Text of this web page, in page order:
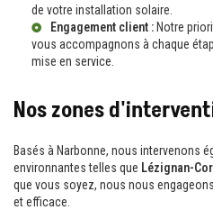
de votre installation solaire.
Engagement client : Notre
vous accompagnons à chaque
mise en service.
Nos zones
Basés à Narbonne, nous intervenons
environnantes telles que Lézignan-
que vous soyez, nous nous
et efficace.